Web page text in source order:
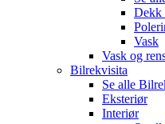
Dekk
Vask
Vask og
Bilrekvisita
Se alle
Eksteriør
Interiør